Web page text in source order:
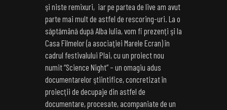
şi niste remixuri, iar pe partea de live am avut
parte mai mult de astfel de rescoring-uri. La o
săptămână după Alba Iulia, vom fi prezenţi şi la
Casa Filmelor (a asociaţiei Marele Ecran) în
cadrul festivalului Plai, cu un proiect nou
numit “Science Night” – un omagiu adus
documentarelor ştiintifice, concretizat în
proiecţii de decupaje din astfel de
documentare, procesate, acompaniate de un